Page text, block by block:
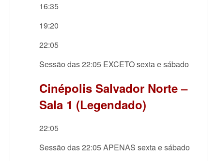
16:35
19:20
22:05
Sessão das 22:05 EXCETO sexta e sábado
Cinépolis Salvador Norte –
Sala 1 (Legendado)
22:05
Sessão das 22:05 APENAS sexta e sábado